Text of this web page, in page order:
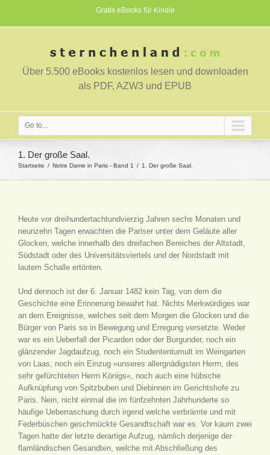
Gratis eBooks für Kindle
Über 5.500 eBooks kostenlos lesen und downloaden
als PDF, AZW3 und EPUB
Go to...
1. Der große Saal.
Startseite Notre Dame in Paris - Band 1 1. Der große Saal.
Heute vor dreihundertachtundvierzig Jahren sechs Monaten und
neunzehn Tagen erwachten die Pariser unter dem Geläute aller
Glocken, welche innerhalb des dreifachen Bereiches der Altstadt,
Südstadt oder des Universitätsviertels und der Nordstadt mit
lautem Schalle ertönten.
Und dennoch ist der 6. Januar 1482 kein Tag, von dem die
Geschichte eine Erinnerung bewahrt hat. Nichts Merkwürdiges war
an dem Ereignisse, welches seit dem Morgen die Glocken und die
Bürger von Paris so in Bewegung und Erregung versetzte. Weder
war es ein Ueberfall der Picarden oder der Burgunder, noch ein
glänzender Jagdaufzug, noch ein Studententumult im Weingarten
von Laas, noch ein Einzug »unseres allergnädigsten Herrn, des
sehr gefürchteten Herrn Königs«, noch auch eine hübsche
Aufknüpfung von Spitzbuben und Diebinnen im Gerichtshofe zu
Paris. Nein, nicht einmal die im fünfzehnten Jahrhunderte so
häufige Ueberraschung durch irgend welche verbrämte und mit
Federbüschen geschmückte Gesandtschaft war es. Vor kaum zwei
Tagen hatte der letzte derartige Aufzug, nämlich derjenige der
flamländischen Gesandten, welche mit Abschließung des